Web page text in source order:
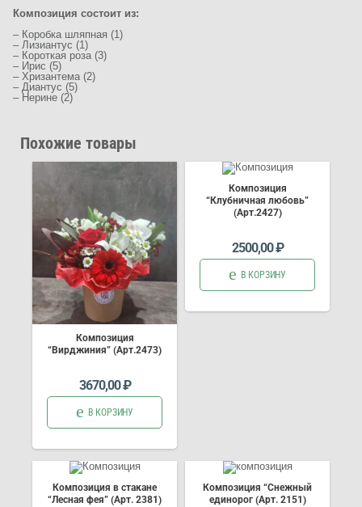
Композиция состоит из:
– Коробка шляпная (1)
– Лизиантус (1)
– Короткая роза (3)
– Ирис (5)
– Хризантема (2)
– Диантус (5)
– Нерине (2)
Похожие товары
Композиция
“Вирджиния” (Арт.2473)
3670,00₽
В КОРЗИНУ
Композиция
“Клубничная любовь”
(Арт.2427)
2500,00₽
В КОРЗИНУ
Композиция в стакане
“Лесная фея” (Арт. 2381)
Композиция “Снежный
единорог (Арт. 2151)